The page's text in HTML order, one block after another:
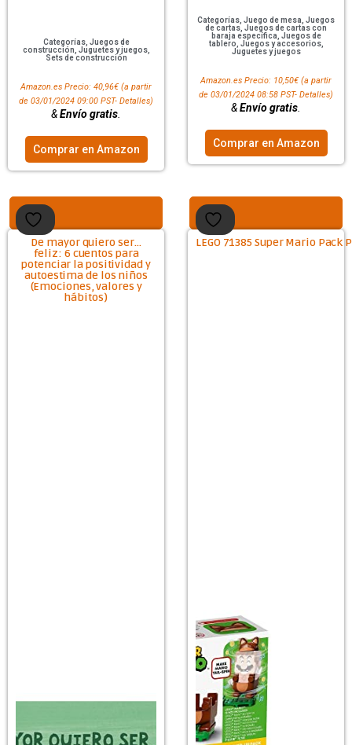
Categorías, Juegos de
construcción Juguetes y juegos,
Sets de construcción
Amazon.es Precio: 40,96€ (a partir
de 03/01/2024 09:00 PST- Detalles)
&Envío gratis
Comprar en Amazon
Categorías Juego de mesa Juegos
de cartas Juegos de cartas con
baraja específica Juegos de
tablero Juegos y accesorios,
Juguetes y juegos
Amazon.es Precio: 10,50€ (a partir
de 03/01/2024 08:58 PST- Detalles)
&Envío gratis
Comprar en Amazon
De mayor quiero ser…
feliz: 6 cuentos para
potenciar la positividad y
autoestima de los niños
(Emociones, valores y
hábitos)
LEGO 71385 Super Mario